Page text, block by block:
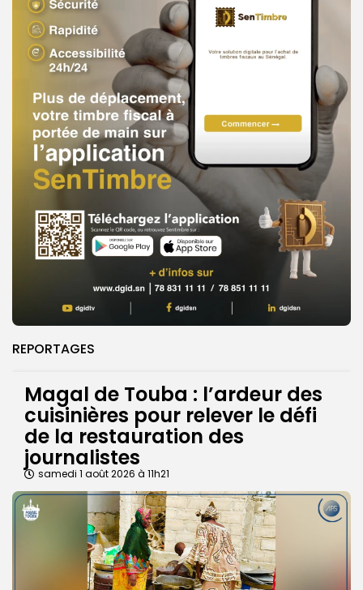
REPORTAGES
Magal de Touba : l’ardeur des
cuisinières pour relever le défi
de la restauration des
journalistes
samedi 1 août 2026 à 11h21